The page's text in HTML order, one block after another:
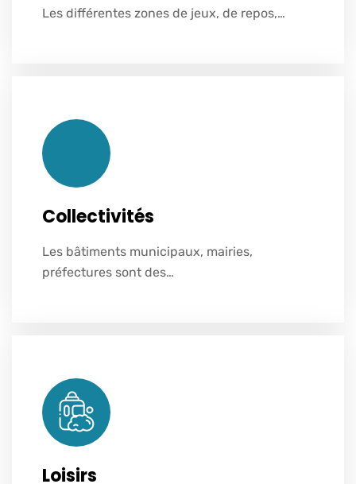
Les différentes zones de jeux, de repos,…
Voir plus
Collectivités
Les bâtiments municipaux, mairies,
préfectures sont des…
Voir plus
Loisirs